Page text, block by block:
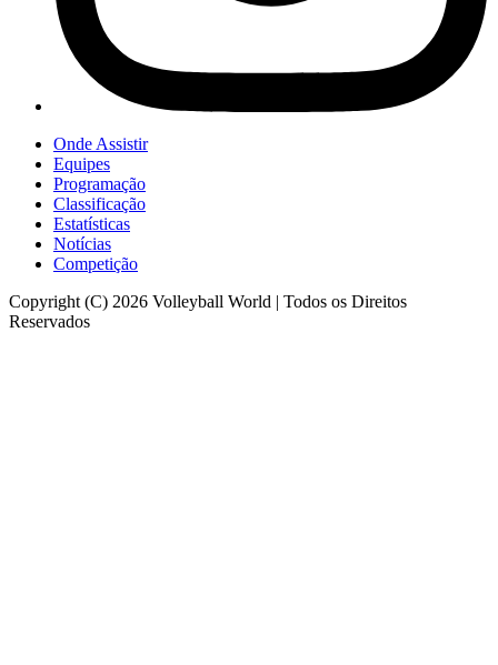
Onde Assistir
Equipes
Programação
Classificação
Estatísticas
Notícias
Competição
Copyright (C) 2026 Volleyball World | Todos os Direitos
Reservados